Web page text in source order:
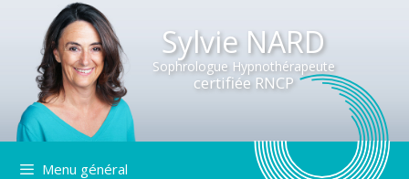
Sylvie NARD
Sophrologue Hypnothérapeute
certifiée RNCP
Menu général